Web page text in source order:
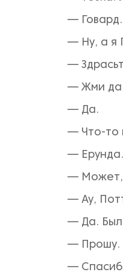
—
— Ну, а я
—
— Жми да
— Да.
— Что-то
—
— Может,
— Ау,
— Да.
— Прошу.
—